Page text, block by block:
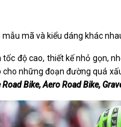
mã và kiểu dáng khác
tốc độ cao, thiết kế nhỏ gọn,
những đoạn đường quá
Bike, Aero Road Bike,